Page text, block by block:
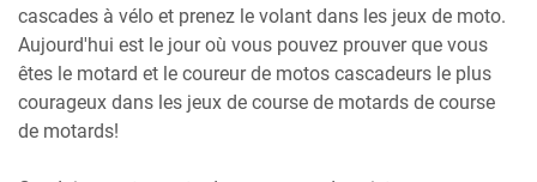
cascades à vélo et prenez le volant dans les jeux de moto.
Aujourd'hui est le jour où vous pouvez prouver que vous
êtes le motard et le coureur de motos cascadeurs le plus
courageux dans les jeux de course de motards de course
de motards!